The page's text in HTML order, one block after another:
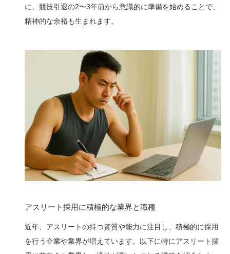
に、競技引退の2〜3年前から意識的に準備を始めることで、
精神的な余裕も生まれます。
アスリート採用に積極的な業界と職種
近年、アスリートの持つ資質や能力に注目し、積極的に採用
を行う企業や業界が増えています。以下に特にアスリート採